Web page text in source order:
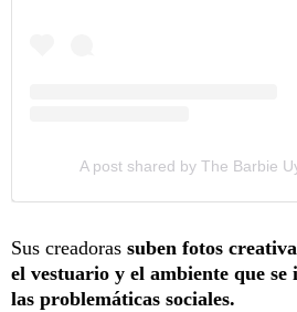
A post shared by The Barbie
Sus creadoras suben fotos
el vestuario y el ambiente que
las problemáticas sociales.